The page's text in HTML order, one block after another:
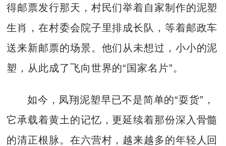
得邮票发行那天，村民们举着自家制作的泥塑
生肖，在村委会院子里排成长队，等着邮政车
送来新邮票的场景。他们从未想过，小小的泥
塑，从此成了飞向世界的“国家名片”。
如今，凤翔泥塑早已不是简单的“耍货”，
它承载着黄土的记忆，更延续着那份深入骨髓
的清正根脉。在六营村，越来越多的年轻人回